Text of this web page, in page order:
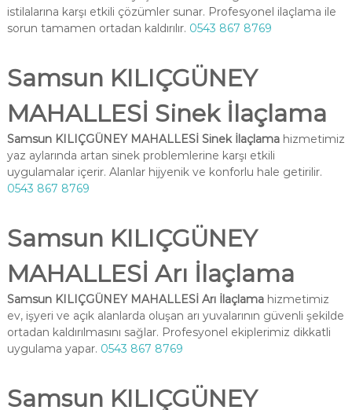
istilalarına karşı etkili çözümler sunar. Profesyonel ilaçlama ile
sorun tamamen ortadan kaldırılır. 0543 867 8769
Samsun KILIÇGÜNEY
MAHALLESİ Sinek İlaçlama
Samsun KILIÇGÜNEY MAHALLESİ Sinek İlaçlamahizmetimiz
yaz aylarında artan sinek problemlerine karşı etkili
uygulamalar içerir. Alanlar hijyenik ve konforlu hale getirilir.
0543 867 8769
Samsun KILIÇGÜNEY
MAHALLESİ Arı İlaçlama
Samsun KILIÇGÜNEY MAHALLESİ Arı İlaçlamahizmetimiz
ev, işyeri ve açık alanlarda oluşan arı yuvalarının güvenli şekilde
ortadan kaldırılmasını sağlar. Profesyonel ekiplerimiz dikkatli
uygulama yapar. 0543 867 8769
Samsun KILIÇGÜNEY